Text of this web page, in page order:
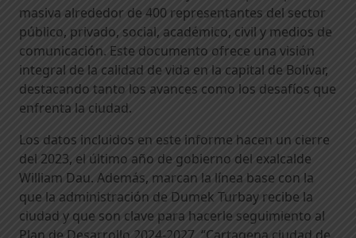
masiva alrededor de 400 representantes del sector
público, privado, social, académico, civil y medios de
comunicación. Este documento ofrece una visión
integral de la calidad de vida en la capital de Bolívar,
destacando tanto los avances como los desafíos que
enfrenta la ciudad.
Los datos incluidos en este informe hacen un cierre
del 2023, el último año de gobierno del exalcalde
William Dau. Además, marcan la línea base con la
que la administración de Dumek Turbay recibe la
ciudad y que son clave para hacerle seguimiento al